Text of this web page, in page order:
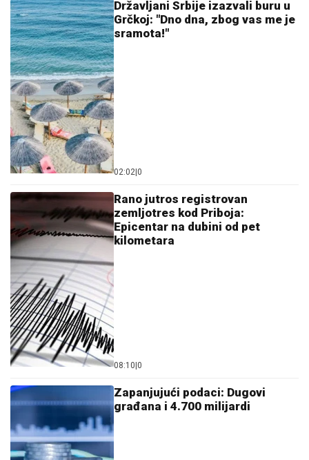
Državljani Srbije izazvali buru u
Grčkoj: "Dno dna, zbog vas me je
sramota!"
02:02 0
Rano jutros registrovan
zemljotres kod Priboja:
Epicentar na dubini od pet
kilometara
08:10 0
Zapanjujući podaci: Dugovi
građana i 4.700 milijardi